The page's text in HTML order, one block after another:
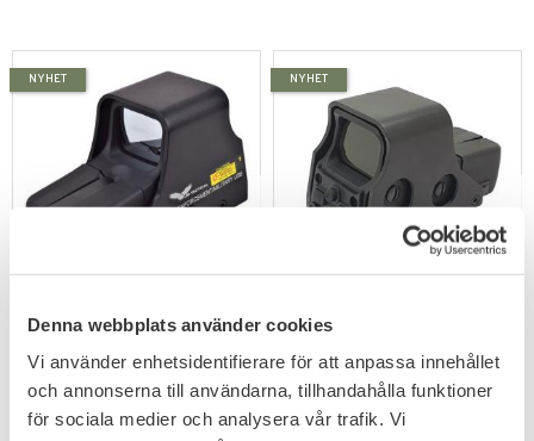
Denna webbplats använder cookies
Vi använder enhetsidentifierare för att anpassa innehållet
och annonserna till användarna, tillhandahålla funktioner
för sociala medier och analysera vår trafik. Vi
ACM 551 Holografiskt
Sikte – QD Fäste & Skydd
Snabb montering och maximal
719KR
NYHET
ACM 551 Holografiskt
Sikte – Röd/Grön Retikel
Snabb målsökning med
holografisk precision
559 KR
NYHET